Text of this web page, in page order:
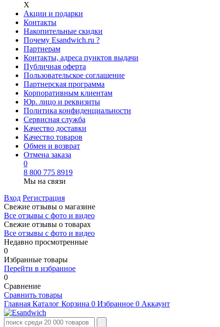
Х
Акции и подарки
Контакты
Накопительные скидки
Почему Esandwich.ru ?
Партнерам
Контакты, адреса пунктов выдачи
Публичная оферта
Пользовательское соглашение
Партнерская программа
Корпоративным клиентам
Юр. лицо и реквизиты
Политика конфиденциальности
Сервисная служба
Качество доставки
Качество товаров
Обмен и возврат
Отмена заказа
0
8 800 775 8919
Мы на связи
Вход Регистрация
Свежие отзывы о магазине
Все отзывы с фото и видео
Свежие отзывы о товарах
Все отзывы c фото и видео
Недавно просмотренные
0
Избранные товары
Перейти в избранное
0
Сравнение
Сравнить товары
Главная Каталог Корзина 0 Избранное 0 Аккаунт